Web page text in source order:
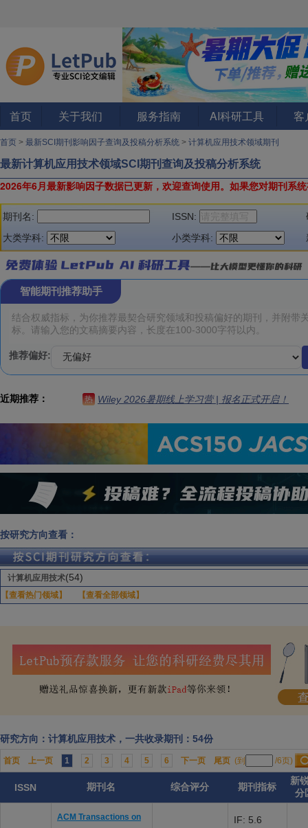
首页 关于我们 服务指南 AI科研工具 客
首页 > 最新SCI期刊影响因子查询及投稿分析系统 > 计算机应用技术领域期刊
最新计算机应用技术领域SCI期刊查询及投稿分析系统
2026年6月最新影响因子数据已更新，欢迎查询使用。 如果您对期刊系
期刊名: ISSN:
大类学科:
小类学科:
智能期刊推荐助手
推荐偏好:
近期推荐： 热 Wiley 2026暑期线上学习营 | 报名正式开启！
按研究方向查看：
计算机应用技术(54)
【查看热门领域】 【查看全部领域】
研究方向：计算机应用技术，一共收录期刊：54份
首页 上一页 1 2 3 4 5 6 下一页 尾页 (到 /6页)
ISSN 期刊名 综合评分 期刊指标
新
分
ACM Transactions on
IF: 5.6